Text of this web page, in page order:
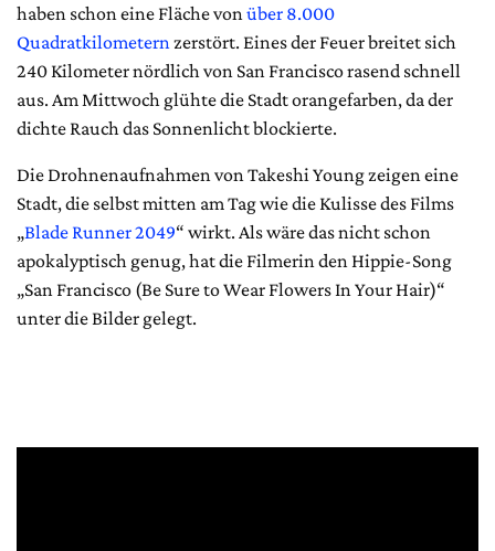
haben schon eine Fläche vonüber 8.000
Quadratkilometernzerstört. Eines der Feuer breitet sich
240 Kilometer nördlich von San Francisco rasend schnell
aus. Am Mittwoch glühte die Stadt orangefarben, da der
dichte Rauch das Sonnenlicht blockierte.
Die Drohnenaufnahmen von Takeshi Young zeigen eine
Stadt, die selbst mitten am Tag wie die Kulisse des Films
„Blade Runner 2049“ wirkt. Als wäre das nicht schon
apokalyptisch genug, hat die Filmerin den Hippie-Song
„San Francisco (Be Sure to Wear Flowers In Your Hair)“
unter die Bilder gelegt.